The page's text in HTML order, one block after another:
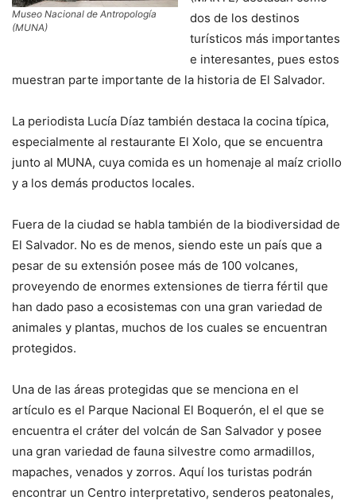
Museo Nacional de Antropología
(MUNA)
dos de los destinos
turísticos más importantes
e interesantes, pues estos
muestran parte importante de la historia de El Salvador.
La periodista Lucía Díaz también destaca la cocina típica,
especialmente al restaurante El Xolo, que se encuentra
junto al MUNA, cuya comida es un homenaje al maíz criollo
y a los demás productos locales.
Fuera de la ciudad se habla también de la biodiversidad de
El Salvador. No es de menos, siendo este un país que a
pesar de su extensión posee más de 100 volcanes,
proveyendo de enormes extensiones de tierra fértil que
han dado paso a ecosistemas con una gran variedad de
animales y plantas, muchos de los cuales se encuentran
protegidos.
Una de las áreas protegidas que se menciona en el
artículo es el Parque Nacional El Boquerón, el el que se
encuentra el cráter del volcán de San Salvador y posee
una gran variedad de fauna silvestre como armadillos,
mapaches, venados y zorros. Aquí los turistas podrán
encontrar un Centro interpretativo, senderos peatonales,